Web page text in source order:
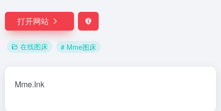
打开网站
在线图床 # Mme图床
Mme.Ink